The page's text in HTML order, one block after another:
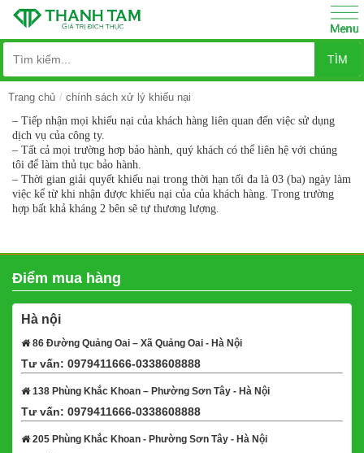
TÌM
Trang chủ chính sách xử lý khiếu nại
– Tiếp nhận mọi khiếu nại của khách hàng liên quan đến việc sử dụng
dịch vụ của công ty.
– Tất cả mọi trường hơp bảo hành, quý khách có thể liên hệ với chúng
tôi để làm thủ tục bảo hành.
– Thời gian giải quyết khiếu nại trong thời hạn tối đa là 03 (ba) ngày làm
việc kể từ khi nhận được khiếu nại của của khách hàng. Trong trường
hợp bất khả kháng 2 bên sẽ tự thương lượng.
Điểm mua hàng
Hà nội
86 Đường Quảng Oai – Xã Quảng Oai - Hà Nội
Tư vấn: 0979411666-0338608888
138 Phùng Khắc Khoan – Phường Sơn Tây - Hà Nội
Tư vấn: 0979411666-0338608888
205 Phùng Khắc Khoan - Phường Sơn Tây - Hà Nội